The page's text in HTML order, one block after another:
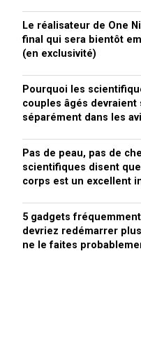
Le réalisateur de One
final qui sera bientôt
(en exclusivité)
Pourquoi les
couples âgés devraient
séparément dans les
Pas de peau, pas de
scientifiques disent
corps est un excellent
5 gadgets
devriez redémarrer
ne le faites